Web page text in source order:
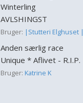
Winterling
AVLSHINGST
Bruger: |Stutteri Elghuset |
Anden særlig race
Unique * Aflivet - R.I.P.
Bruger: Katrine K